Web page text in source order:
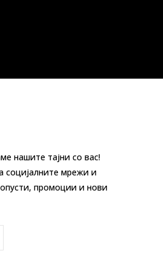
нашите тајни со вас!
социјалните мрежи и
промоции и нови